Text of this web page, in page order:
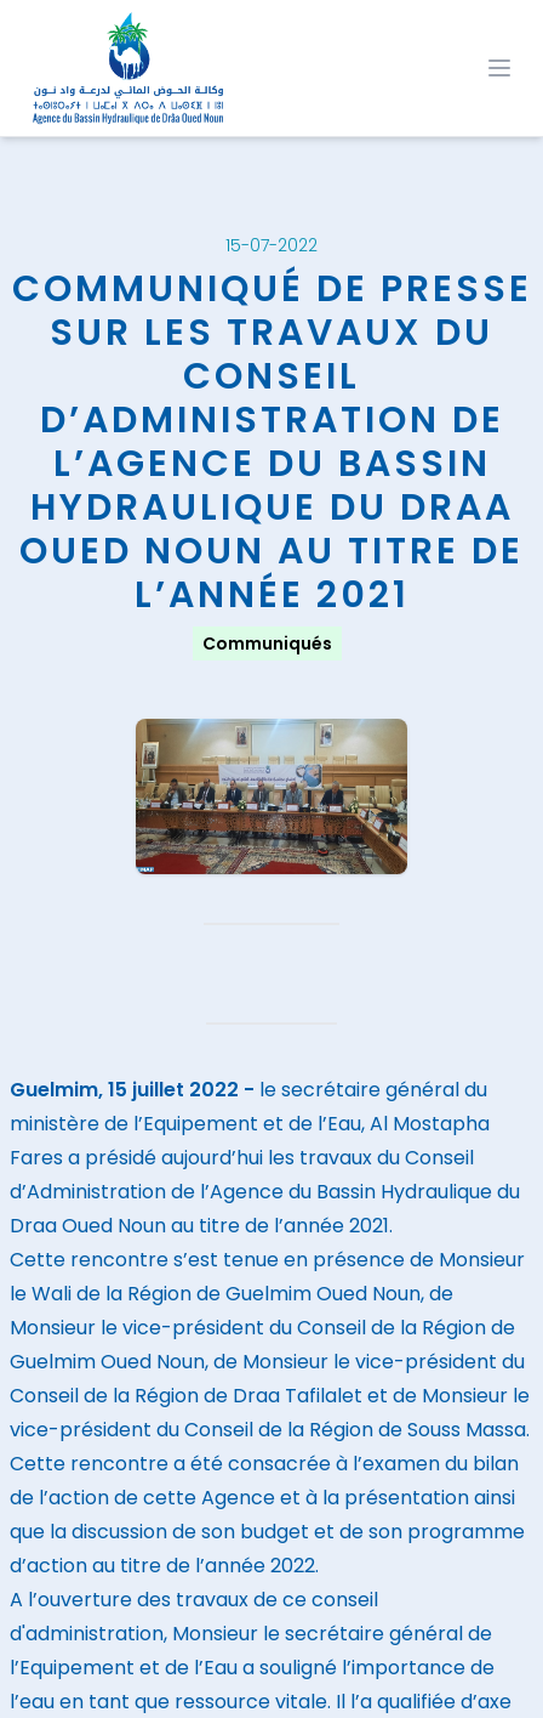
15-07-2022
COMMUNIQUÉ DE PRESSE
SUR LES TRAVAUX DU
CONSEIL
D’ADMINISTRATION DE
L’AGENCE DU BASSIN
HYDRAULIQUE DU DRAA
OUED NOUN AU TITRE DE
L’ANNÉE 2021
Communiqués
Guelmim, 15 juillet 2022 - le secrétaire général du
ministère de l’Equipement et de l’Eau, Al Mostapha
Fares a présidé aujourd’hui les travaux du Conseil
d’Administration de l’Agence du Bassin Hydraulique du
Draa Oued Noun au titre de l’année 2021.
Cette rencontre s’est tenue en présence de Monsieur
le Wali de la Région de Guelmim Oued Noun, de
Monsieur le vice-président du Conseil de la Région de
Guelmim Oued Noun, de Monsieur le vice-président du
Conseil de la Région de Draa Tafilalet et de Monsieur le
vice-président du Conseil de la Région de Souss Massa.
Cette rencontre a été consacrée à l’examen du bilan
de l’action de cette Agence et à la présentation ainsi
que la discussion de son budget et de son programme
d’action au titre de l’année 2022.
A l’ouverture des travaux de ce conseil
d'administration, Monsieur le secrétaire général de
l’Equipement et de l’Eau a souligné l’importance de
l’eau en tant que ressource vitale. Il l’a qualifiée d’axe